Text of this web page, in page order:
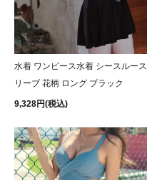
水着 ワンピース水着 シースルース
リーブ 花柄 ロング ブラック
9,328円(税込)